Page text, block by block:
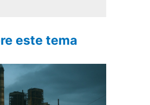
este tema